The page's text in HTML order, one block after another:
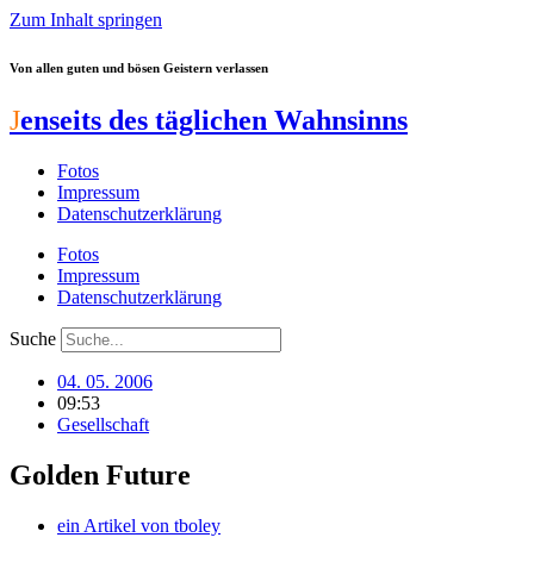
Zum Inhalt springen
Von allen guten und bösen Geistern verlassen
Jenseits des täglichen Wahnsinns
Fotos
Impressum
Datenschutzerklärung
Fotos
Impressum
Datenschutzerklärung
Suche
04. 05. 2006
09:53
Gesellschaft
Golden Future
ein Artikel von tboley